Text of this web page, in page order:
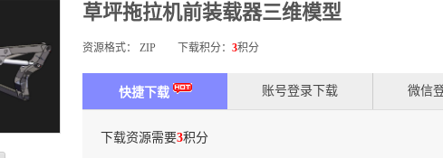
草坪拖拉机前装载器三维模型
资源格式： ZIP 下载积分： 3积分
快捷下载 账号登录下载 微信
下载资源需要3积分